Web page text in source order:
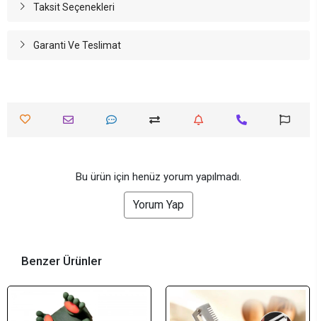
Taksit Seçenekleri
Garanti Ve Teslimat
Bu ürün için henüz yorum yapılmadı.
Yorum Yap
Benzer Ürünler